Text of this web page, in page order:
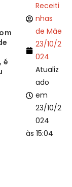
é
Receiti
nhas
de Mãe
23/10/2
024
Atualiz
ado
em
23/10/2
024
às 15:04